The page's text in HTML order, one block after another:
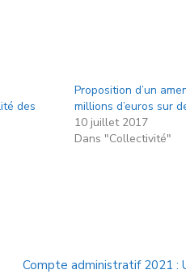
des
Proposition d’un
millions d’euros sur
10 juillet 2017
Dans "Collectivité"
Compte administratif 2021 :